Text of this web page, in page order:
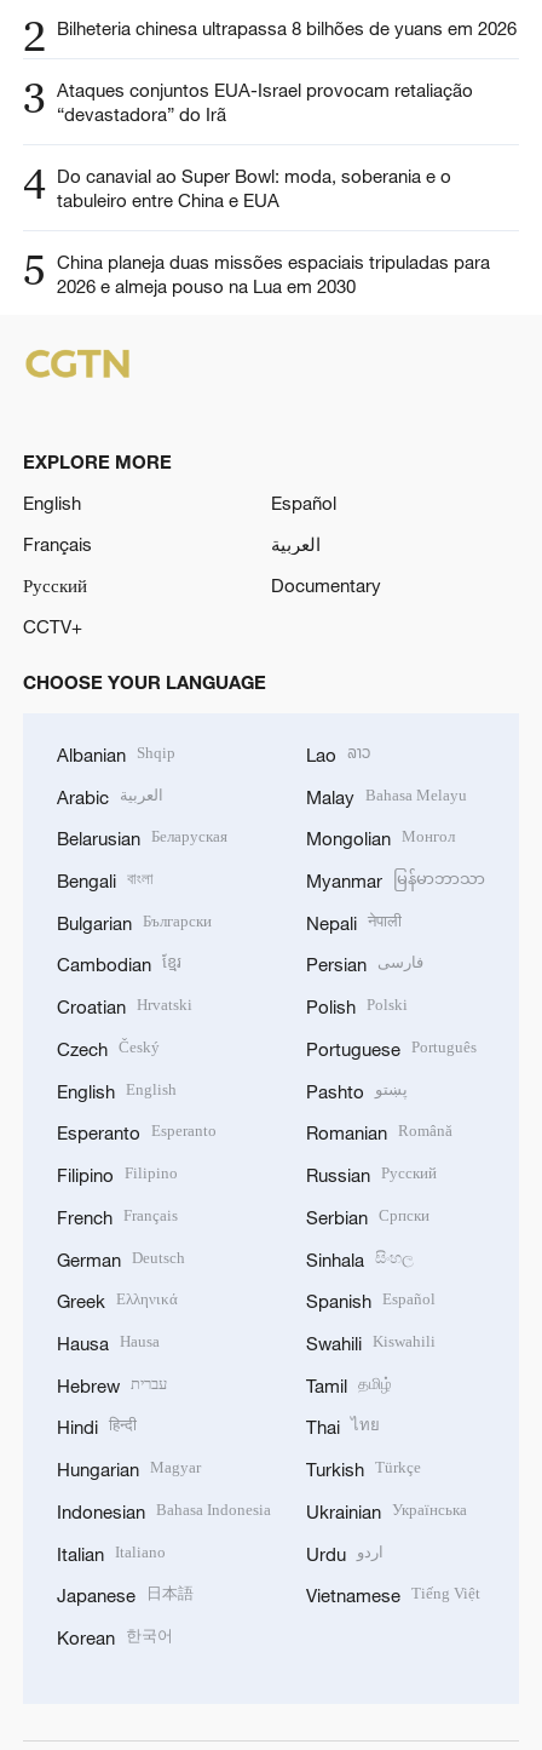
2 Bilheteria chinesa ultrapassa 8 bilhões de yuans em 2026
3 Ataques conjuntos EUA-Israel provocam retaliação
“devastadora” do Irã
4 Do canavial ao Super Bowl: moda, soberania e o
tabuleiro entre China e EUA
5
China planeja duas missões espaciais tripuladas para
2026 e almeja pouso na Lua em 2030
EXPLORE MORE
English
Español
Français
العربية
Русский
Documentary
CCTV+
CHOOSE YOUR LANGUAGE
Albanian Shqip
Arabic العربية
Belarusian Беларуская
Bengali বাংলা
Bulgarian Български
Cambodian ខ្មែរ
Croatian Hrvatski
Czech Český
English English
Esperanto Esperanto
Filipino Filipino
French Français
German Deutsch
Greek Ελληνικά
Hausa Hausa
Hebrew עברית
Hindi हिन्दी
Hungarian Magyar
Indonesian Bahasa Indonesia
Italian Italiano
Japanese 日本語
Korean 한국어
Lao ລາວ
Malay Bahasa Melayu
Mongolian Монгол
Myanmar မြန်မာဘာသာ
Nepali नेपाली
Persian فارسی
Polish Polski
Portuguese Português
Pashto پښتو
Romanian Română
Russian Русский
Serbian Српски
Sinhala සිංහල
Spanish Español
Swahili Kiswahili
Tamil தமிழ்
Thai ไทย
Turkish Türkçe
Ukrainian Українська
Urdu اردو
Vietnamese Tiếng Việt